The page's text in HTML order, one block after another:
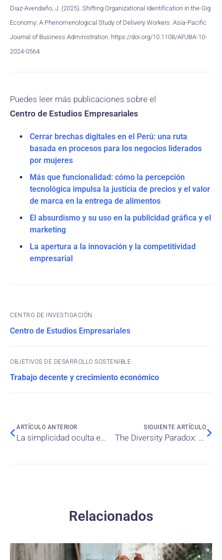
Diaz-Avendaño, J. (2025). Shifting Organizational Identification in the Gig
Economy: A Phenomenological Study of Delivery Workers. Asia-Pacific
Journal of Business Administration. https://doi.org/10.1108/APJBA-10-
2024-0564
Puedes leer más publicaciones sobre el
Centro de Estudios Empresariales
Cerrar brechas digitales en el Perú: una ruta
basada en procesos para los negocios liderados
por mujeres
Más que funcionalidad: cómo la percepción
tecnológica impulsa la justicia de precios y el valor
de marca en la entrega de alimentos
El absurdismo y su uso en la publicidad gráfica y el
marketing
La apertura a la innovación y la competitividad
empresarial
CENTRO DE INVESTIGACIÓN
Centro de Estudios Empresariales
OBJETIVOS DE DESARROLLO SOSTENIBLE
Trabajo decente y crecimiento económico
ARTÍCULO ANTERIOR
La simplicidad oculta en el caos: Cómo la abstracción nos ayuda a comprender sistemas complejos
SIGUIENTE ARTÍCULO
The Diversity Paradox: The unintended consequences of gender diversity on gender pay equity
Relacionados